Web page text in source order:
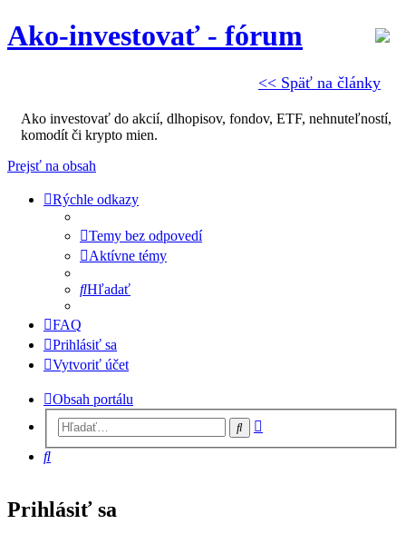
<< Späť na články
Ako-investovať - fórum
Ako investovať do akcií, dlhopisov, fondov, ETF, nehnuteľností,
komodít či krypto mien.
Prejsť na obsah
Rýchle odkazy
Temy bez odpovedí
Aktívne témy
Hľadať
FAQ
Prihlásiť sa
Vytvoriť účet
Obsah portálu
Hľadať
Hľadať
Prihlásiť sa